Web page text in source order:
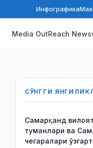
Инфографика
Media OutReach
СЎНГГИ
Самарқанд
туманлари ва
чегаралари